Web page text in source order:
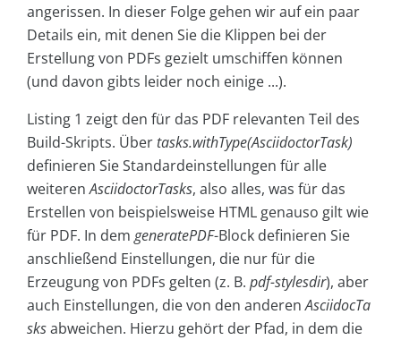
angerissen. In dieser Folge gehen wir auf ein paar
Details ein, mit denen Sie die Klippen bei der
Erstellung von PDFs gezielt umschiffen können
(und davon gibts leider noch einige ...).
Listing 1 zeigt den für das PDF relevanten Teil des
Build-Skripts. Übertasks.withType(AsciidoctorTask)
definieren Sie Standardeinstellungen für alle
weiterenAsciidoctorTasks, also alles, was für das
Erstellen von beispielsweise HTML genauso gilt wie
für PDF. In dem generatePDF-Block definieren Sie
anschließend Einstellungen, die nur für die
Erzeugung von PDFs gelten (z. B. pdf-stylesdir), aber
auch Einstellungen, die von den anderenAsciidocTa
sksabweichen. Hierzu gehört der Pfad, in dem die